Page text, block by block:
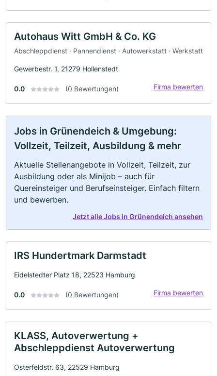
Autohaus Witt GmbH & Co. KG
Abschleppdienst · Pannendienst · Autowerkstatt · Werkstatt
Gewerbestr. 1, 21279 Hollenstedt
0.0 (0 Bewertungen) Firma bewerten
Jobs in Grünendeich & Umgebung:
Vollzeit, Teilzeit, Ausbildung & mehr
Aktuelle Stellenangebote in Vollzeit, Teilzeit, zur
Ausbildung oder als Minijob – auch für
Quereinsteiger und Berufseinsteiger. Einfach filtern
und bewerben.
Jetzt alle Jobs in Grünendeich ansehen
IRS Hundertmark Darmstadt
Eidelstedter Platz 18, 22523 Hamburg
0.0 (0 Bewertungen) Firma bewerten
KLASS, Autoverwertung +
Abschleppdienst Autoverwertung
Osterfeldstr. 63, 22529 Hamburg